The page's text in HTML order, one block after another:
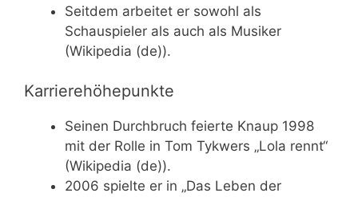
Seitdem arbeitet er sowohl als
Schauspieler als auch als Musiker
(Wikipedia (de)).
Karrierehöhepunkte
Seinen Durchbruch feierte Knaup 1998
mit der Rolle in Tom Tykwers „Lola rennt“
(Wikipedia (de)).
2006 spielte er in „Das Leben der